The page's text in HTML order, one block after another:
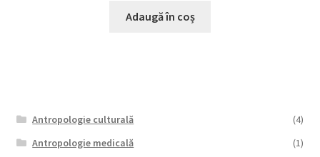
Adaugă în coș
Antropologie culturală
(4)
Antropologie medicală
(1)